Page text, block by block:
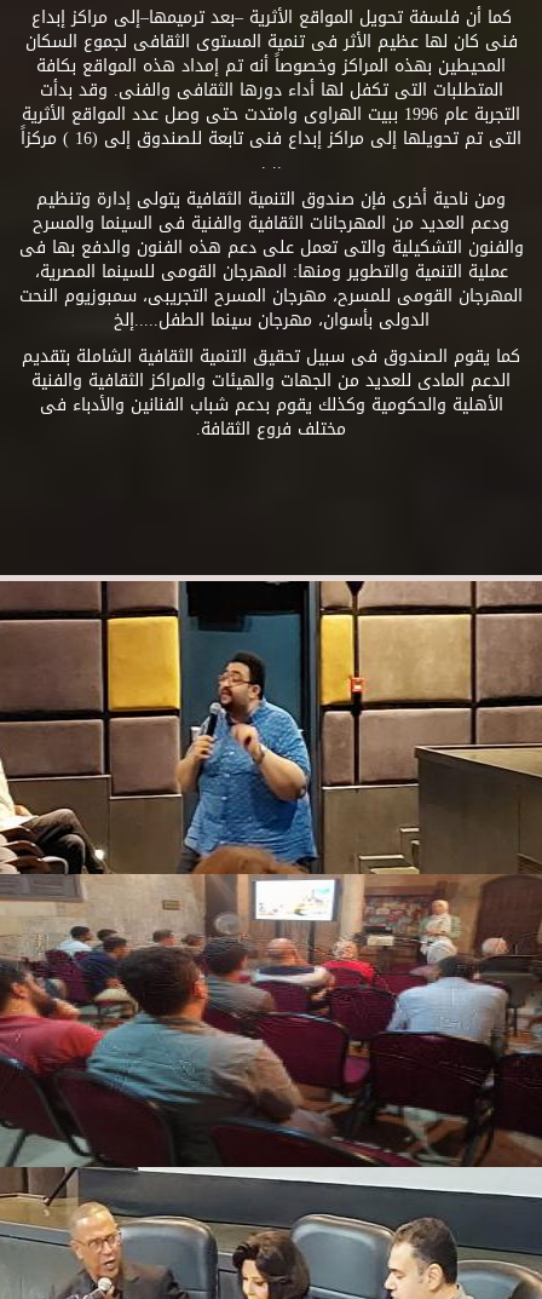
كما أن فلسفة تحويل المواقع الأثرية –بعد ترميمها–إلى مراكز إبداع
فنى كان لها عظيم الأثر فى تنمية المستوى الثقافى لجموع السكان
المحيطين بهذه المراكز وخصوصاً أنه تم إمداد هذه المواقع بكافة
المتطلبات التى تكفل لها أداء دورها الثقافى والفنى. وقد بدأت
التجربة عام 1996 ببيت الهراوى وامتدت حتى وصل عدد المواقع الأثرية
التى تم تحويلها إلى مراكز إبداع فنى تابعة للصندوق إلى (16 ) مركزاً
.. .
ومن ناحية أخرى فإن صندوق التنمية الثقافية يتولى إدارة وتنظيم
ودعم العديد من المهرجانات الثقافية والفنية فى السينما والمسرح
والفنون التشكيلية والتى تعمل على دعم هذه الفنون والدفع بها فى
عملية التنمية والتطوير ومنها: المهرجان القومى للسينما المصرية،
المهرجان القومى للمسرح، مهرجان المسرح التجريبى، سمبوزيوم النحت
الدولى بأسوان، مهرجان سينما الطفل.....إلخ
كما يقوم الصندوق فى سبيل تحقيق التنمية الثقافية الشاملة بتقديم
الدعم المادى للعديد من الجهات والهيئات والمراكز الثقافية والفنية
الأهلية والحكومية وكذلك يقوم بدعم شباب الفنانين والأدباء فى
مختلف فروع الثقافة.